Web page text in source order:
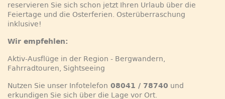
reservieren Sie sich schon jetzt Ihren Urlaub über die
Feiertage und die Osterferien. Osterüberraschung
inklusive!
Wir empfehlen:
Aktiv-Ausflüge in der Region - Bergwandern,
Fahrradtouren, Sightseeing
Nutzen Sie unser Infotelefon 08041 / 78740 und
erkundigen Sie sich über die Lage vor Ort.